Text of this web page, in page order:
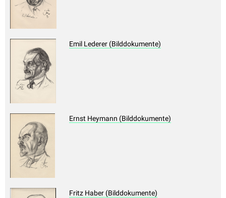
Emil Lederer (Bilddokumente)
Ernst Heymann (Bilddokumente)
Fritz Haber (Bilddokumente)